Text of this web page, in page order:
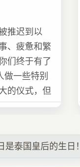
推迟到以
、疲惫和繁
们终于有了
一些特别
的仪式，但
是泰国皇后的生日！